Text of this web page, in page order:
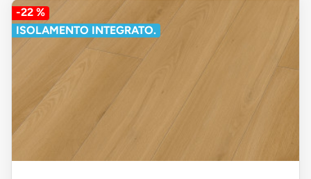
-22 %
ISOLAMENTO INTEGRATO.